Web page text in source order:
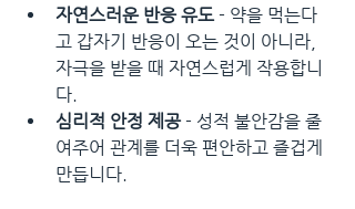
자연스러운 반응 유도 - 약을 먹는다
고 갑자기 반응이 오는 것이 아니라,
자극을 받을 때 자연스럽게 작용합니
다.
심리적 안정 제공 - 성적 불안감을 줄
여주어 관계를 더욱 편안하고 즐겁게
만듭니다.